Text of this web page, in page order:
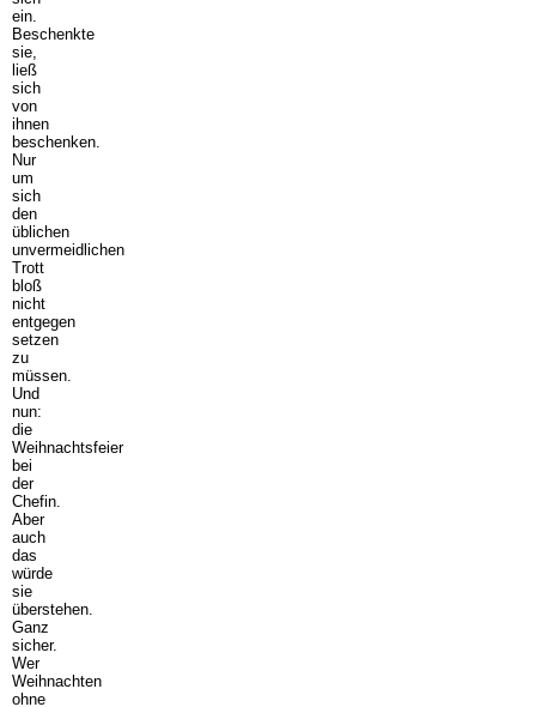
ein.
Beschenkte
sie,
ließ
sich
von
ihnen
beschenken.
Nur
um
sich
den
üblichen
unvermeidlichen
Trott
bloß
nicht
entgegen
setzen
zu
müssen.
Und
nun:
die
Weihnachtsfeier
bei
der
Chefin.
Aber
auch
das
würde
sie
überstehen.
Ganz
sicher.
Wer
Weihnachten
ohne